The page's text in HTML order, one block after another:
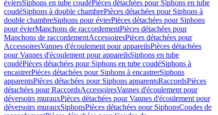
éviersSiphons en tube coudéPièces détachées pour Siphons en tube
coudéSiphons à double chambrePièces détachées pour Siphons à
double chambreSiphons pour évierPièces détachées pour Siphons
pour évierManchons de raccordementPièces détachées pour
Manchons de raccordementAccessoiresPièces détachées pour
AccessoiresVannes d'écoulement pour appareilsPièces détachées
pour Vannes d'écoulement pour appareilsSiphons en tube
coudéPièces détachées pour Siphons en tube coudéSiphons à
encastrerPièces détachées pour Siphons à encastrerSiphons
apparentsPièces détachées pour Siphons apparentsRaccordsPièces
détachées pour RaccordsAccessoiresVannes d'écoulement pour
déversoirs murauxPièces détachées pour Vannes d'écoulement pour
déversoirs murauxSiphonsPièces détachées pour SiphonsCoudes de